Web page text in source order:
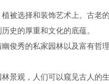
被选择和装饰艺术上。古老
史的厚重和文化的底蕴。
俊秀的私家园林以及富有哲
景观，人们可以窥见古人的